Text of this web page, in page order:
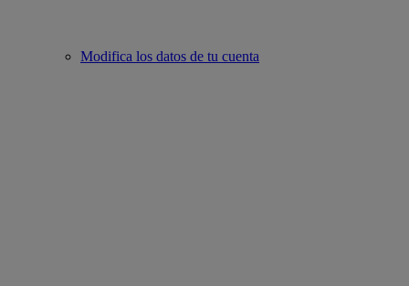
Modifica los datos de tu cuenta